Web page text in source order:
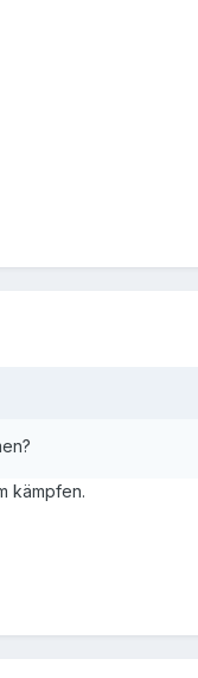
kämpfen.